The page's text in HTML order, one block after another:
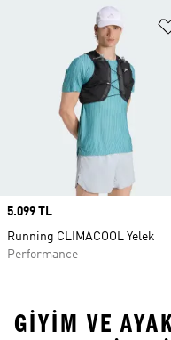
Price
5.099 TL
Running CLIMACOOL Yelek
Performance
GIYIM VE